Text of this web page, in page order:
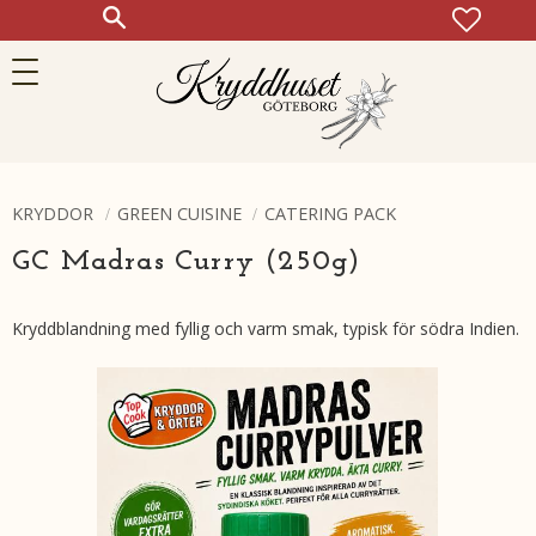
KRYDDOR GREEN CUISINE CATERING PACK
GC Madras Curry (250g)
Kryddblandning med fyllig och varm smak, typisk för södra Indien.